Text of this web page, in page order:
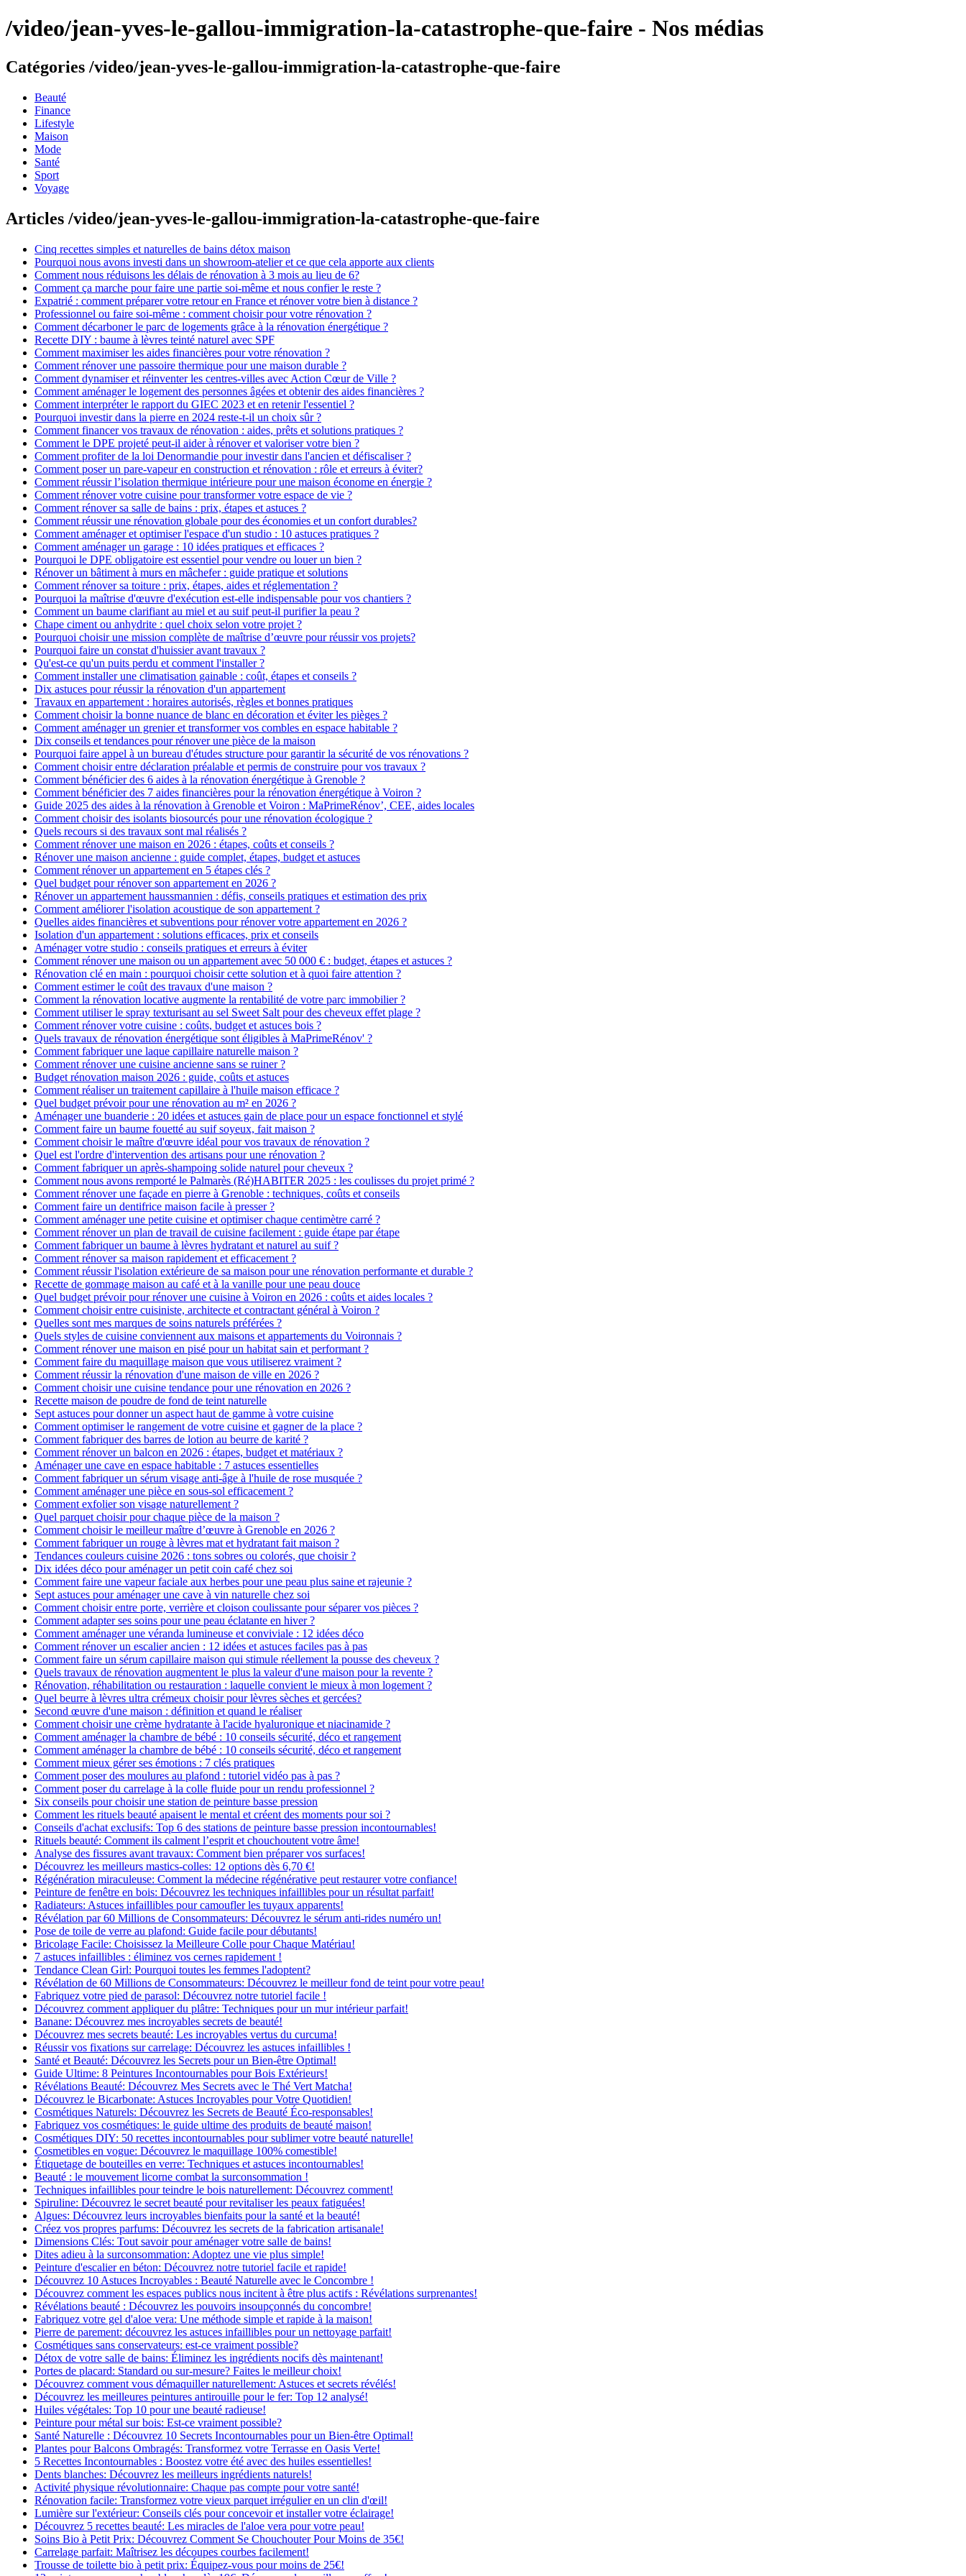
/video/jean-yves-le-gallou-immigration-la-catastrophe-que-faire - Nos médias
Catégories /video/jean-yves-le-gallou-immigration-la-catastrophe-que-faire
Beauté
Finance
Lifestyle
Maison
Mode
Santé
Sport
Voyage
Articles /video/jean-yves-le-gallou-immigration-la-catastrophe-que-faire
Cinq recettes simples et naturelles de bains détox maison
Pourquoi nous avons investi dans un showroom-atelier et ce que cela apporte aux clients
Comment nous réduisons les délais de rénovation à 3 mois au lieu de 6?
Comment ça marche pour faire une partie soi-même et nous confier le reste ?
Expatrié : comment préparer votre retour en France et rénover votre bien à distance ?
Professionnel ou faire soi-même : comment choisir pour votre rénovation ?
Comment décarboner le parc de logements grâce à la rénovation énergétique ?
Recette DIY : baume à lèvres teinté naturel avec SPF
Comment maximiser les aides financières pour votre rénovation ?
Comment rénover une passoire thermique pour une maison durable ?
Comment dynamiser et réinventer les centres-villes avec Action Cœur de Ville ?
Comment aménager le logement des personnes âgées et obtenir des aides financières ?
Comment interpréter le rapport du GIEC 2023 et en retenir l'essentiel ?
Pourquoi investir dans la pierre en 2024 reste-t-il un choix sûr ?
Comment financer vos travaux de rénovation : aides, prêts et solutions pratiques ?
Comment le DPE projeté peut-il aider à rénover et valoriser votre bien ?
Comment profiter de la loi Denormandie pour investir dans l'ancien et défiscaliser ?
Comment poser un pare-vapeur en construction et rénovation : rôle et erreurs à éviter?
Comment réussir l’isolation thermique intérieure pour une maison économe en énergie ?
Comment rénover votre cuisine pour transformer votre espace de vie ?
Comment rénover sa salle de bains : prix, étapes et astuces ?
Comment réussir une rénovation globale pour des économies et un confort durables?
Comment aménager et optimiser l'espace d'un studio : 10 astuces pratiques ?
Comment aménager un garage : 10 idées pratiques et efficaces ?
Pourquoi le DPE obligatoire est essentiel pour vendre ou louer un bien ?
Rénover un bâtiment à murs en mâchefer : guide pratique et solutions
Comment rénover sa toiture : prix, étapes, aides et réglementation ?
Pourquoi la maîtrise d'œuvre d'exécution est-elle indispensable pour vos chantiers ?
Comment un baume clarifiant au miel et au suif peut-il purifier la peau ?
Chape ciment ou anhydrite : quel choix selon votre projet ?
Pourquoi choisir une mission complète de maîtrise d’œuvre pour réussir vos projets?
Pourquoi faire un constat d'huissier avant travaux ?
Qu'est-ce qu'un puits perdu et comment l'installer ?
Comment installer une climatisation gainable : coût, étapes et conseils ?
Dix astuces pour réussir la rénovation d'un appartement
Travaux en appartement : horaires autorisés, règles et bonnes pratiques
Comment choisir la bonne nuance de blanc en décoration et éviter les pièges ?
Comment aménager un grenier et transformer vos combles en espace habitable ?
Dix conseils et tendances pour rénover une pièce de la maison
Pourquoi faire appel à un bureau d'études structure pour garantir la sécurité de vos rénovations ?
Comment choisir entre déclaration préalable et permis de construire pour vos travaux ?
Comment bénéficier des 6 aides à la rénovation énergétique à Grenoble ?
Comment bénéficier des 7 aides financières pour la rénovation énergétique à Voiron ?
Guide 2025 des aides à la rénovation à Grenoble et Voiron : MaPrimeRénov’, CEE, aides locales
Comment choisir des isolants biosourcés pour une rénovation écologique ?
Quels recours si des travaux sont mal réalisés ?
Comment rénover une maison en 2026 : étapes, coûts et conseils ?
Rénover une maison ancienne : guide complet, étapes, budget et astuces
Comment rénover un appartement en 5 étapes clés ?
Quel budget pour rénover son appartement en 2026 ?
Rénover un appartement haussmannien : défis, conseils pratiques et estimation des prix
Comment améliorer l'isolation acoustique de son appartement ?
Quelles aides financières et subventions pour rénover votre appartement en 2026 ?
Isolation d'un appartement : solutions efficaces, prix et conseils
Aménager votre studio : conseils pratiques et erreurs à éviter
Comment rénover une maison ou un appartement avec 50 000 € : budget, étapes et astuces ?
Rénovation clé en main : pourquoi choisir cette solution et à quoi faire attention ?
Comment estimer le coût des travaux d'une maison ?
Comment la rénovation locative augmente la rentabilité de votre parc immobilier ?
Comment utiliser le spray texturisant au sel Sweet Salt pour des cheveux effet plage ?
Comment rénover votre cuisine : coûts, budget et astuces bois ?
Quels travaux de rénovation énergétique sont éligibles à MaPrimeRénov' ?
Comment fabriquer une laque capillaire naturelle maison ?
Comment rénover une cuisine ancienne sans se ruiner ?
Budget rénovation maison 2026 : guide, coûts et astuces
Comment réaliser un traitement capillaire à l'huile maison efficace ?
Quel budget prévoir pour une rénovation au m² en 2026 ?
Aménager une buanderie : 20 idées et astuces gain de place pour un espace fonctionnel et stylé
Comment faire un baume fouetté au suif soyeux, fait maison ?
Comment choisir le maître d'œuvre idéal pour vos travaux de rénovation ?
Quel est l'ordre d'intervention des artisans pour une rénovation ?
Comment fabriquer un après-shampoing solide naturel pour cheveux ?
Comment nous avons remporté le Palmarès (Ré)HABITER 2025 : les coulisses du projet primé ?
Comment rénover une façade en pierre à Grenoble : techniques, coûts et conseils
Comment faire un dentifrice maison facile à presser ?
Comment aménager une petite cuisine et optimiser chaque centimètre carré ?
Comment rénover un plan de travail de cuisine facilement : guide étape par étape
Comment fabriquer un baume à lèvres hydratant et naturel au suif ?
Comment rénover sa maison rapidement et efficacement ?
Comment réussir l'isolation extérieure de sa maison pour une rénovation performante et durable ?
Recette de gommage maison au café et à la vanille pour une peau douce
Quel budget prévoir pour rénover une cuisine à Voiron en 2026 : coûts et aides locales ?
Comment choisir entre cuisiniste, architecte et contractant général à Voiron ?
Quelles sont mes marques de soins naturels préférées ?
Quels styles de cuisine conviennent aux maisons et appartements du Voironnais ?
Comment rénover une maison en pisé pour un habitat sain et performant ?
Comment faire du maquillage maison que vous utiliserez vraiment ?
Comment réussir la rénovation d'une maison de ville en 2026 ?
Comment choisir une cuisine tendance pour une rénovation en 2026 ?
Recette maison de poudre de fond de teint naturelle
Sept astuces pour donner un aspect haut de gamme à votre cuisine
Comment optimiser le rangement de votre cuisine et gagner de la place ?
Comment fabriquer des barres de lotion au beurre de karité ?
Comment rénover un balcon en 2026 : étapes, budget et matériaux ?
Aménager une cave en espace habitable : 7 astuces essentielles
Comment fabriquer un sérum visage anti-âge à l'huile de rose musquée ?
Comment aménager une pièce en sous-sol efficacement ?
Comment exfolier son visage naturellement ?
Quel parquet choisir pour chaque pièce de la maison ?
Comment choisir le meilleur maître d’œuvre à Grenoble en 2026 ?
Comment fabriquer un rouge à lèvres mat et hydratant fait maison ?
Tendances couleurs cuisine 2026 : tons sobres ou colorés, que choisir ?
Dix idées déco pour aménager un petit coin café chez soi
Comment faire une vapeur faciale aux herbes pour une peau plus saine et rajeunie ?
Sept astuces pour aménager une cave à vin naturelle chez soi
Comment choisir entre porte, verrière et cloison coulissante pour séparer vos pièces ?
Comment adapter ses soins pour une peau éclatante en hiver ?
Comment aménager une véranda lumineuse et conviviale : 12 idées déco
Comment rénover un escalier ancien : 12 idées et astuces faciles pas à pas
Comment faire un sérum capillaire maison qui stimule réellement la pousse des cheveux ?
Quels travaux de rénovation augmentent le plus la valeur d'une maison pour la revente ?
Rénovation, réhabilitation ou restauration : laquelle convient le mieux à mon logement ?
Quel beurre à lèvres ultra crémeux choisir pour lèvres sèches et gercées?
Second œuvre d'une maison : définition et quand le réaliser
Comment choisir une crème hydratante à l'acide hyaluronique et niacinamide ?
Comment aménager la chambre de bébé : 10 conseils sécurité, déco et rangement
Comment aménager la chambre de bébé : 10 conseils sécurité, déco et rangement
Comment mieux gérer ses émotions : 7 clés pratiques
Comment poser des moulures au plafond : tutoriel vidéo pas à pas ?
Comment poser du carrelage à la colle fluide pour un rendu professionnel ?
Six conseils pour choisir une station de peinture basse pression
Comment les rituels beauté apaisent le mental et créent des moments pour soi ?
Conseils d'achat exclusifs: Top 6 des stations de peinture basse pression incontournables!
Rituels beauté: Comment ils calment l’esprit et chouchoutent votre âme!
Analyse des fissures avant travaux: Comment bien préparer vos surfaces!
Découvrez les meilleurs mastics-colles: 12 options dès 6,70 €!
Régénération miraculeuse: Comment la médecine régénérative peut restaurer votre confiance!
Peinture de fenêtre en bois: Découvrez les techniques infaillibles pour un résultat parfait!
Radiateurs: Astuces infaillibles pour camoufler les tuyaux apparents!
Révélation par 60 Millions de Consommateurs: Découvrez le sérum anti-rides numéro un!
Pose de toile de verre au plafond: Guide facile pour débutants!
Bricolage Facile: Choisissez la Meilleure Colle pour Chaque Matériau!
7 astuces infaillibles : éliminez vos cernes rapidement !
Tendance Clean Girl: Pourquoi toutes les femmes l'adoptent?
Révélation de 60 Millions de Consommateurs: Découvrez le meilleur fond de teint pour votre peau!
Fabriquez votre pied de parasol: Découvrez notre tutoriel facile !
Découvrez comment appliquer du plâtre: Techniques pour un mur intérieur parfait!
Banane: Découvrez mes incroyables secrets de beauté!
Découvrez mes secrets beauté: Les incroyables vertus du curcuma!
Réussir vos fixations sur carrelage: Découvrez les astuces infaillibles !
Santé et Beauté: Découvrez les Secrets pour un Bien-être Optimal!
Guide Ultime: 8 Peintures Incontournables pour Bois Extérieurs!
Révélations Beauté: Découvrez Mes Secrets avec le Thé Vert Matcha!
Découvrez le Bicarbonate: Astuces Incroyables pour Votre Quotidien!
Cosmétiques Naturels: Découvrez les Secrets de Beauté Éco-responsables!
Fabriquez vos cosmétiques: le guide ultime des produits de beauté maison!
Cosmétiques DIY: 50 recettes incontournables pour sublimer votre beauté naturelle!
Cosmetibles en vogue: Découvrez le maquillage 100% comestible!
Étiquetage de bouteilles en verre: Techniques et astuces incontournables!
Beauté : le mouvement licorne combat la surconsommation !
Techniques infaillibles pour teindre le bois naturellement: Découvrez comment!
Spiruline: Découvrez le secret beauté pour revitaliser les peaux fatiguées!
Algues: Découvrez leurs incroyables bienfaits pour la santé et la beauté!
Créez vos propres parfums: Découvrez les secrets de la fabrication artisanale!
Dimensions Clés: Tout savoir pour aménager votre salle de bains!
Dites adieu à la surconsommation: Adoptez une vie plus simple!
Peinture d'escalier en béton: Découvrez notre tutoriel facile et rapide!
Découvrez 10 Astuces Incroyables : Beauté Naturelle avec le Concombre !
Découvrez comment les espaces publics nous incitent à être plus actifs : Révélations surprenantes!
Révélations beauté : Découvrez les pouvoirs insoupçonnés du concombre!
Fabriquez votre gel d'aloe vera: Une méthode simple et rapide à la maison!
Pierre de parement: découvrez les astuces infaillibles pour un nettoyage parfait!
Cosmétiques sans conservateurs: est-ce vraiment possible?
Détox de votre salle de bains: Éliminez les ingrédients nocifs dès maintenant!
Portes de placard: Standard ou sur-mesure? Faites le meilleur choix!
Découvrez comment vous démaquiller naturellement: Astuces et secrets révélés!
Découvrez les meilleures peintures antirouille pour le fer: Top 12 analysé!
Huiles végétales: Top 10 pour une beauté radieuse!
Peinture pour métal sur bois: Est-ce vraiment possible?
Santé Naturelle : Découvrez 10 Secrets Incontournables pour un Bien-être Optimal!
Plantes pour Balcons Ombragés: Transformez votre Terrasse en Oasis Verte!
5 Recettes Incontournables : Boostez votre été avec des huiles essentielles!
Dents blanches: Découvrez les meilleurs ingrédients naturels!
Activité physique révolutionnaire: Chaque pas compte pour votre santé!
Rénovation facile: Transformez votre vieux parquet irrégulier en un clin d'œil!
Lumière sur l'extérieur: Conseils clés pour concevoir et installer votre éclairage!
Découvrez 5 recettes beauté: Les miracles de l'aloe vera pour votre peau!
Soins Bio à Petit Prix: Découvrez Comment Se Chouchouter Pour Moins de 35€!
Carrelage parfait: Maîtrisez les découpes courbes facilement!
Trousse de toilette bio à petit prix: Équipez-vous pour moins de 25€!